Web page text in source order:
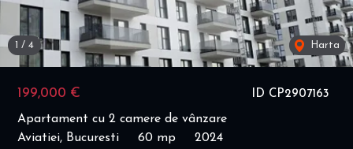
ID CP2907163
199,000 €
Apartament cu 2 camere de vânzare
Aviatiei, Bucuresti
60 mp 2024
1 / 4 Harta